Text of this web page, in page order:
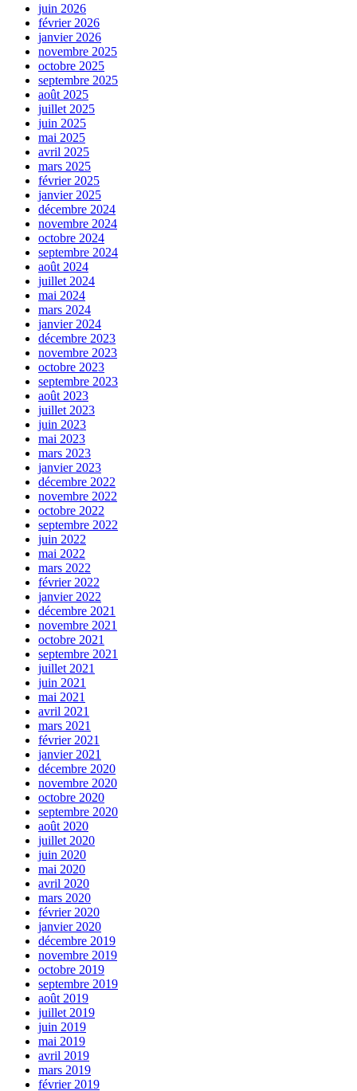
juin 2026
février 2026
janvier 2026
novembre 2025
octobre 2025
septembre 2025
août 2025
juillet 2025
juin 2025
mai 2025
avril 2025
mars 2025
février 2025
janvier 2025
décembre 2024
novembre 2024
octobre 2024
septembre 2024
août 2024
juillet 2024
mai 2024
mars 2024
janvier 2024
décembre 2023
novembre 2023
octobre 2023
septembre 2023
août 2023
juillet 2023
juin 2023
mai 2023
mars 2023
janvier 2023
décembre 2022
novembre 2022
octobre 2022
septembre 2022
juin 2022
mai 2022
mars 2022
février 2022
janvier 2022
décembre 2021
novembre 2021
octobre 2021
septembre 2021
juillet 2021
juin 2021
mai 2021
avril 2021
mars 2021
février 2021
janvier 2021
décembre 2020
novembre 2020
octobre 2020
septembre 2020
août 2020
juillet 2020
juin 2020
mai 2020
avril 2020
mars 2020
février 2020
janvier 2020
décembre 2019
novembre 2019
octobre 2019
septembre 2019
août 2019
juillet 2019
juin 2019
mai 2019
avril 2019
mars 2019
février 2019